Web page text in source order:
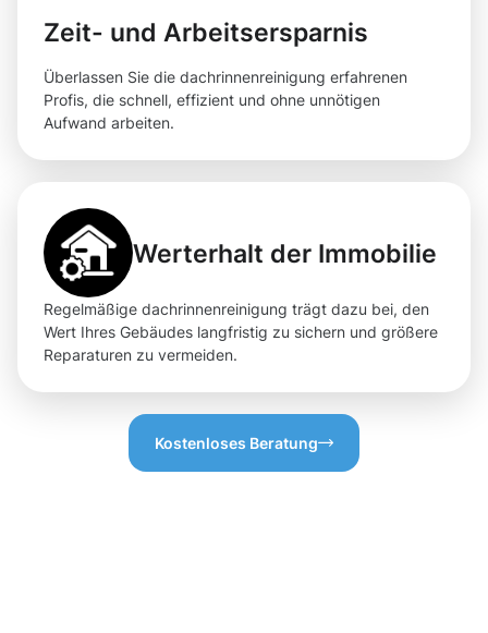
Zeit- und Arbeitsersparnis
Überlassen Sie die dachrinnenreinigung erfahrenen
Profis, die schnell, effizient und ohne unnötigen
Aufwand arbeiten.
Werterhalt der Immobilie
Regelmäßige dachrinnenreinigung trägt dazu bei, den
Wert Ihres Gebäudes langfristig zu sichern und größere
Reparaturen zu vermeiden.
Kostenloses Beratung